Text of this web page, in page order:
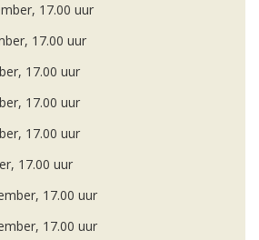
17.00 uur
17.00 uur
17.00 uur
17.00 uur
17.00 uur
17.00 uur
17.00 uur
17.00 uur